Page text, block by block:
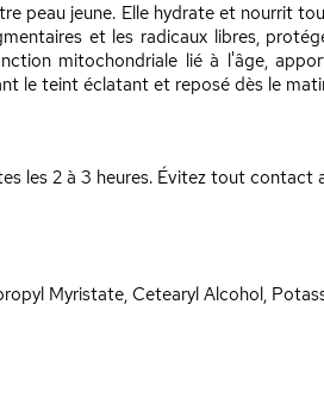
peau jeune. Elle hydrate et nourrit
et les radicaux libres,
mitochondriale lié à l'âge,
le teint éclatant et reposé dès le
les 2 à 3 heures. Évitez tout contact
Myristate, Cetearyl Alcohol,